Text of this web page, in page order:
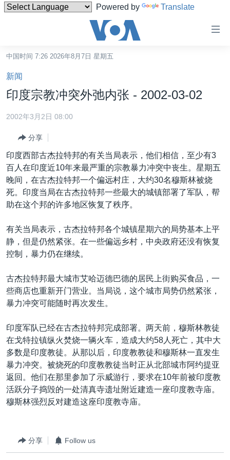
Powered by Translate
碍
链
接
跳
转
容
跳
转
到
导
转
到
检
港澳
国际
最新国际新闻
印太
欧洲
非洲
全球议题
分类新闻
经济·金融·贸易
科教·文娱·体健
军事
环境
美中关系
白宫要闻
国会报道
美国建国250周年
埃博拉疫情
美国之音专访
重要讲话与声明
台海两岸关系
南中国海争端
关注西藏
GEN Z 看美国
VOA视频
VOA今日焦点
关注我们
其他语言网站
中国时间 7:26 2026年8月7日 星期五
新闻
印度宗教冲突外弛内张 - 2002-03-02
2002年3月2日 08:00
分享
印度西部古杰拉特邦的有关当局表示，他们相信，至少有3
百人在印度近10年来最严重的宗教暴力冲突中丧生。星期五
晚间，在古杰拉特邦一个偏远村庄，大约30名穆斯林被烧
死。印度当局在古杰拉特邦一些最大的城镇部署了军队，帮
助在这个邦的许多地区恢复了秩序。
有关当局表示，古杰拉特邦各个城镇星期六的局势基本上平
静，但是仍然紧张。在一些偏远乡村，中央政府还没有恢复
控制，暴力仍在继续。
古杰拉特邦最大城市艾哈迈德巴德的居民上街购买食品，一
些商店也重新开门营业。当局说，这个城市局势仍然紧张，
暴力冲突可能随时再次发生。
印度军队已经在古杰拉特邦完成部署。两天前，穆斯林教徒
在戈特拉镇纵火焚烧一辆火车，造成大约58人死亡，其中大
多数是印度教徒。从那以后，印度教教徒和穆斯林一直发生
暴力冲突。被烧死的印度教教徒当时正从北部城市阿约提亚
返回。他们在那里参加了示威游行，要求在10年前被印度教
活跃分子捣毁的一处清真寺遗址附近建造一座印度教寺庙。
穆斯林强烈反对建造这座印度教寺庙。
分享 Follow us